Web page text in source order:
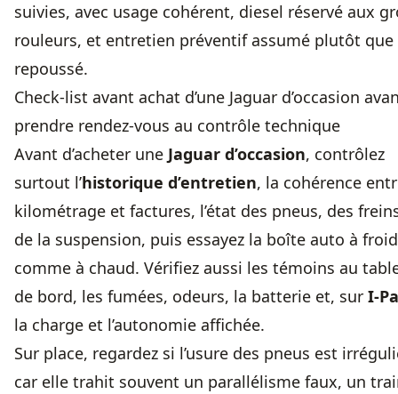
suivies, avec usage cohérent, diesel réservé aux
rouleurs, et entretien préventif assumé plutôt que
repoussé.
Check-list avant achat d’une Jaguar d’occasion
prendre rendez-vous au contrôle technique
Avant d’acheter une Jaguar d’occasion, contrôlez
surtout l’historique d’entretien, la cohérence
kilométrage et factures, l’état des pneus, des
de la suspension, puis essayez la boîte auto à froid
comme à chaud. Vérifiez aussi les témoins au
de bord, les fumées, odeurs, la batterie et, sur I-
la charge et l’autonomie affichée.
Sur place, regardez si l’usure des pneus est
car elle trahit souvent un parallélisme faux, un